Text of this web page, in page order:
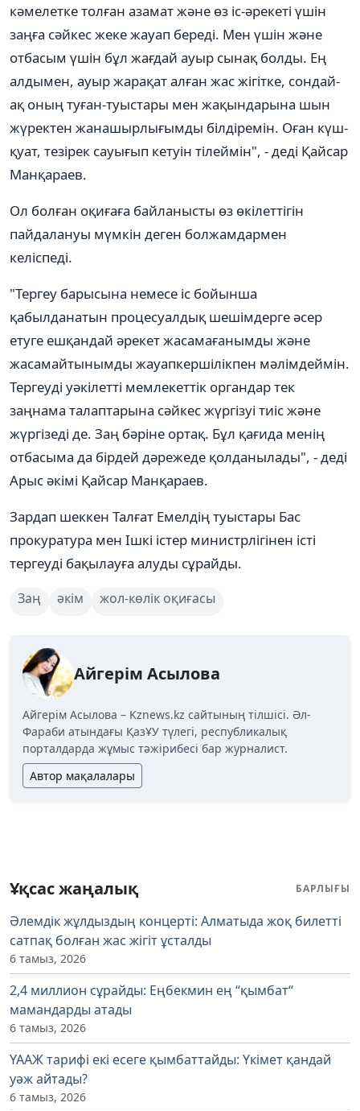
кәмелетке толған азамат және өз іс-әрекеті үшін
заңға сәйкес жеке жауап береді. Мен үшін және
отбасым үшін бұл жағдай ауыр сынақ болды. Ең
алдымен, ауыр жарақат алған жас жігітке, сондай-
ақ оның туған-туыстары мен жақындарына шын
жүректен жанашырлығымды білдіремін. Оған күш-
қуат, тезірек сауығып кетуін тілеймін", - деді Қайсар
Манқараев.
Ол болған оқиғаға байланысты өз өкілеттігін
пайдалануы мүмкін деген болжамдармен
келіспеді.
"Тергеу барысына немесе іс бойынша
қабылданатын процесуалдық шешімдерге әсер
етуге ешқандай әрекет жасамағанымды және
жасамайтынымды жауапкершілікпен мәлімдеймін.
Тергеуді уәкілетті мемлекеттік органдар тек
заңнама талаптарына сәйкес жүргізуі тиіс және
жүргізеді де. Заң бәріне ортақ. Бұл қағида менің
отбасыма да бірдей дәрежеде қолданылады", - деді
Арыс әкімі Қайсар Манқараев.
Зардап шеккен Талғат Емелдің туыстары Бас
прокуратура мен Ішкі істер министрлігінен істі
тергеуді бақылауға алуды сұрайды.
Заң әкім жол-көлік оқиғасы
Айгерім Асылова
Айгерім Асылова – Kznews.kz сайтының тілшісі. Әл-
Фараби атындағы ҚазҰУ түлегі, республикалық
порталдарда жұмыс тәжірибесі бар журналист.
Автор мақалалары
Ұқсас жаңалық БАРЛЫҒЫ
Әлемдік жұлдыздың концерті: Алматыда жоқ билетті
сатпақ болған жас жігіт ұсталды
6 тамыз, 2026
2,4 миллион сұрайды: Еңбекмин ең “қымбат“
мамандарды атады
6 тамыз, 2026
ҮААЖ тарифі екі есеге қымбаттайды: Үкімет қандай
уәж айтады?
6 тамыз, 2026